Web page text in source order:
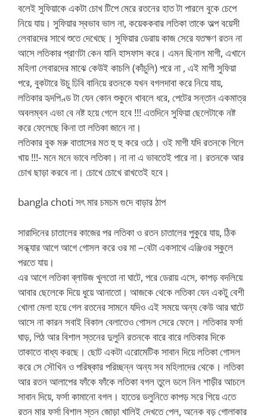
বলেই সুফিয়াকে একটা চোখ টিপে মেরে রতনের হাত টা পারলে বুকে চেপে
নিয়ে যায়। সুফিয়ার স্বভাব ভাল না, কয়েককবার লতিকা তাকে অল্প বয়েসী
লেবারদের সাথে শুতে দেখেছে। সুফিয়ার ডেরায় কাজ সেরে যতক্ষণ রতন না
আসে লতিকার প্রাণটা কেন যানি হাসফাস করে। এমন ছিনাল মাগী, এখানে
মহিলা লেবারদের মাঝে কেউই কাচলি (কাঁচুলি) পরে না , এই মাগী সুফিয়া
পরে, বুকটারে উচু ঢিবি বানিয়ে রতনকে যখন বগলদাবা করে নিয়ে যায়,
লতিকার হৃদপিণ্ড টা যেন কোন শুকুনে খাবলে ধরে, পেটের সন্তান একমাত্র
অবলম্বন এভা বে নষ্ট হয়ে গেলে হবে !!! এতদিনে সুফিয়া ছেলেটাকে নষ্ট
করে ফেলেছে কিনা তা লতিকা জানে না।
লতিকার বুক মরু বাতাসের মত হু হু করে ওঠে। ওই মাগী যদি রতনকে গিলে
খায় !!!- মনে মনে ভাবে লতিকা। না না এ ভাবতেই পারে না। রতনকে আর
চোখ ছাড়া করবে না। চোখে চোখে রাখতেই হবে।
bangla choti সৎ মার চমচম গুদে বাড়ার ঠাপ
সারাদিনের চাতালের কাজের পর লতিকা ও রতন চাতালের পুকুরে যায়, ঠিক
সন্ধ্যার আগে আগে গোসল করে ওর মা –বেটা একসাথে এঞ্জিওর স্কুলে
পরতে যায়।
এর আগে লতিকা ব্লাউজ খুলতো না ঘাটে, পরে ডেরায় এসে, কাপড় বদলিয়ে
আবার ছেলেকে দিয়ে ধুয়ে আনাতো। আজকে থেকে লতিকা যেন একটু বেশী
খোলা মেলা হয়ে গেল রতনের সামনে যদিও এই সময়ে অন্য কেউ আর ঘাটে
আসে না কারন সবাই বিকাল বেলাতেও গোসল সেরে ফেলে। লতিকার ফর্সা
ঘাড়, পিঠ আর বিশাল স্তনের দুলুনি রতনকে বারে বারে লতিকার দিকে
তাকাতে বাধ্য করছে। ছোট একটা এরোমেটিক সাবান দিয়ে লতিকা গোসল
করে সে সৌখিন ও পরিষ্কার পরিচ্ছন্ন অন্য সব মহিলাদের থেকে। লতিকা
আর রতন আলাপের ফাঁকে ফাঁকে লতিকা বগল তুলে ডলে নিল শাড়ীর আচলে
সাবান দিয়ে, ফর্সা কামানো বগল। হাতের ডলুনিতে কাপড় সরে গিয়ে এতে
রতন মার ফর্সা বিশাল স্তন জোড়া খালিই দেখতে পেল, অনেক বড় গোলাকার